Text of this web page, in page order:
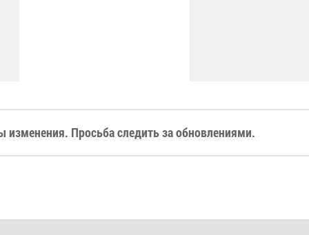
Просьба следить за обновлениями.